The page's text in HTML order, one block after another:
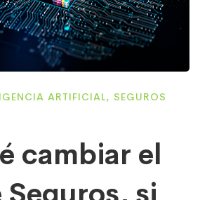
ARTIFICIAL, SEGUROS
cambiar el